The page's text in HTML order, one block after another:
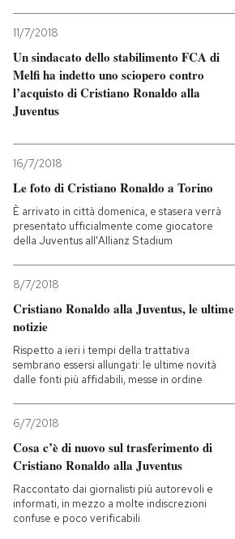
11/7/2018
Un sindacato dello stabilimento FCA di
Melfi ha indetto uno sciopero contro
l’acquisto di Cristiano Ronaldo alla
Juventus
16/7/2018
Le foto di Cristiano Ronaldo a Torino
È arrivato in città domenica, e stasera verrà
presentato ufficialmente come giocatore
della Juventus all'Allianz Stadium
8/7/2018
Cristiano Ronaldo alla Juventus, le ultime
notizie
Rispetto a ieri i tempi della trattativa
sembrano essersi allungati: le ultime novità
dalle fonti più affidabili, messe in ordine
6/7/2018
Cosa c’è di nuovo sul trasferimento di
Cristiano Ronaldo alla Juventus
Raccontato dai giornalisti più autorevoli e
informati, in mezzo a molte indiscrezioni
confuse e poco verificabili